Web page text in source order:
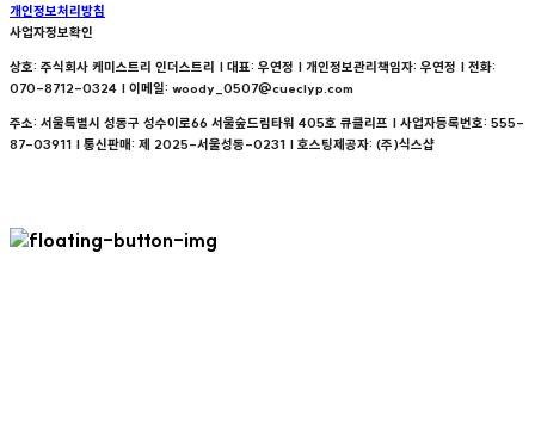
개인정보처리방침
사업자정보확인
상호: 주식회사 케미스트리 인더스트리 | 대표: 우연정 | 개인정보관리책임자: 우연정 | 전화:
070-8712-0324 | 이메일: woody_0507@cueclyp.com
주소: 서울특별시 성동구 성수이로66 서울숲드림타워 405호 큐클리프 | 사업자등록번호: 555-
87-03911 | 통신판매: 제 2025-서울성동-0231 | 호스팅제공자: (주)식스샵